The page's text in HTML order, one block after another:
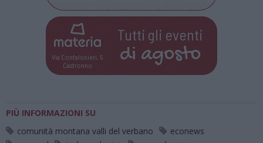
Via Confalonieri, 5
Castronno
Tutti gli eventi
di agosto
PIÙ INFORMAZIONI SU
comunità montana valli del verbano
econews